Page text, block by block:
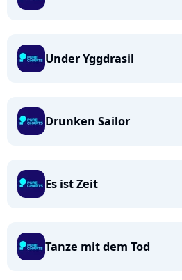
Under Yggdrasil
Drunken Sailor
Es ist Zeit
Tanze mit dem Tod